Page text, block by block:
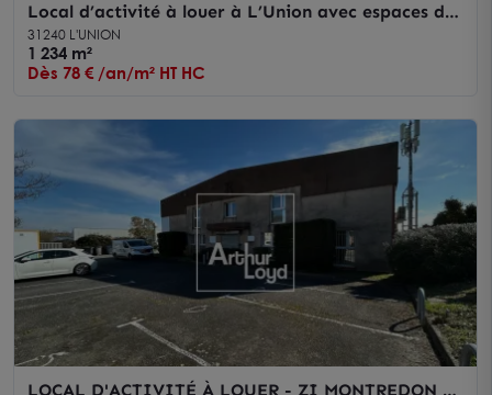
Local d’activité à louer à L’Union avec espaces de
stockage et parkings
31240 L'UNION
1 234 m²
Dès 78 € /an/m² HT HC
LOCAL D'ACTIVITÉ À LOUER - ZI MONTREDON -